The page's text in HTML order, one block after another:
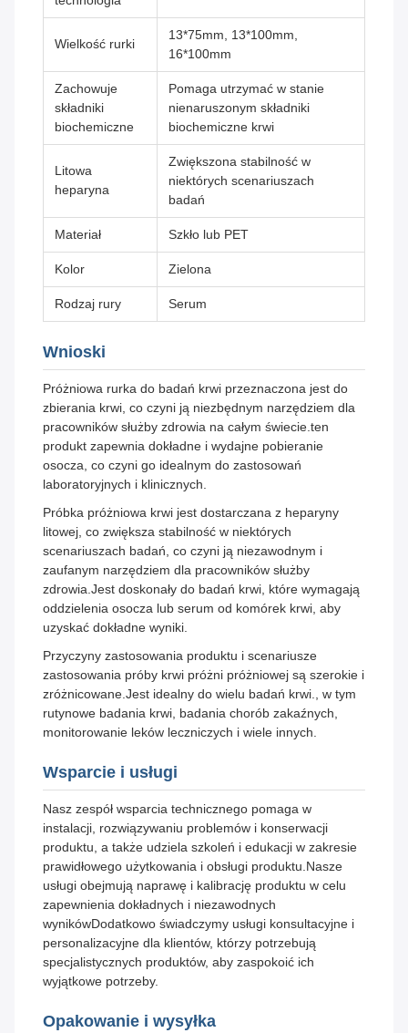
Wielkość rurki
13*75mm, 13*100mm,
16*100mm
Zachowuje
składniki
biochemiczne
Pomaga utrzymać w stanie
nienaruszonym składniki
biochemiczne krwi
Litowa
heparyna
Zwiększona stabilność w
niektórych scenariuszach
badań
Materiał Szkło lub PET
Kolor Zielona
Rodzaj rury Serum
Wnioski
Próżniowa rurka do badań krwi przeznaczona jest do
zbierania krwi, co czyni ją niezbędnym narzędziem dla
pracowników służby zdrowia na całym świecie.ten
produkt zapewnia dokładne i wydajne pobieranie
osocza, co czyni go idealnym do zastosowań
laboratoryjnych i klinicznych.
Próbka próżniowa krwi jest dostarczana z heparyny
litowej, co zwiększa stabilność w niektórych
scenariuszach badań, co czyni ją niezawodnym i
zaufanym narzędziem dla pracowników służby
zdrowia.Jest doskonały do badań krwi, które wymagają
oddzielenia osocza lub serum od komórek krwi, aby
uzyskać dokładne wyniki.
Przyczyny zastosowania produktu i scenariusze
zastosowania próby krwi próżni próżniowej są szerokie i
zróżnicowane.Jest idealny do wielu badań krwi., w tym
rutynowe badania krwi, badania chorób zakaźnych,
monitorowanie leków leczniczych i wiele innych.
Wsparcie i usługi
Nasz zespół wsparcia technicznego pomaga w
instalacji, rozwiązywaniu problemów i konserwacji
produktu, a także udziela szkoleń i edukacji w zakresie
prawidłowego użytkowania i obsługi produktu.Nasze
usługi obejmują naprawę i kalibrację produktu w celu
zapewnienia dokładnych i niezawodnych
wynikówDodatkowo świadczymy usługi konsultacyjne i
personalizacyjne dla klientów, którzy potrzebują
specjalistycznych produktów, aby zaspokoić ich
wyjątkowe potrzeby.
Opakowanie i wysyłka